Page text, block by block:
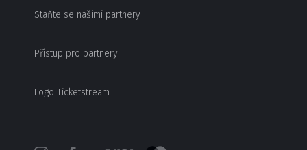
Staňte se našimi partnery
Přístup pro partnery
Logo Ticketstream